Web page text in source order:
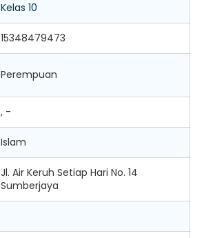
Kelas 10
15348479473
Perempuan
, -
Islam
Jl. Air Keruh Setiap Hari No. 14
Sumberjaya